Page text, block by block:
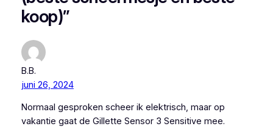
koop)”
B.B.
juni 26, 2024
Normaal gesproken scheer ik elektrisch, maar op
vakantie gaat de Gillette Sensor 3 Sensitive mee.